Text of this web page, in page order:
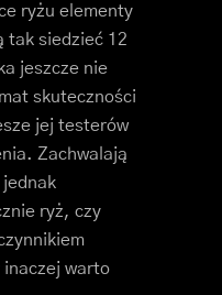
ryżu elementy
tak siedzieć 12
jeszcze nie
skuteczności
jej testerów
Zachwalają
ryż, czy
warto